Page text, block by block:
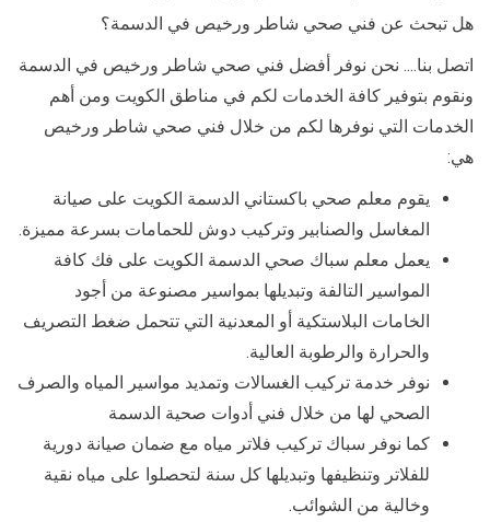
هل تبحث عن فني صحي شاطر ورخيص في الدسمة؟
اتصل بنا…. نحن نوفر أفضل فني صحي شاطر ورخيص في الدسمة
ونقوم بتوفير كافة الخدمات لكم في مناطق الكويت ومن أهم
الخدمات التي نوفرها لكم من خلال فني صحي شاطر ورخيص
هي:
يقوم معلم صحي باكستاني الدسمة الكويت على صيانة
المغاسل والصنابير وتركيب دوش للحمامات بسرعة مميزة.
يعمل معلم سباك صحي الدسمة الكويت على فك كافة
المواسير التالفة وتبديلها بمواسير مصنوعة من أجود
الخامات البلاستكية أو المعدنية التي تتحمل ضغط التصريف
والحرارة والرطوبة العالية.
نوفر خدمة تركيب الغسالات وتمديد مواسير المياه والصرف
الصحي لها من خلال فني أدوات صحية الدسمة
كما نوفر سباك تركيب فلاتر مياه مع ضمان صيانة دورية
للفلاتر وتنظيفها وتبديلها كل سنة لتحصلوا على مياه نقية
وخالية من الشوائب.